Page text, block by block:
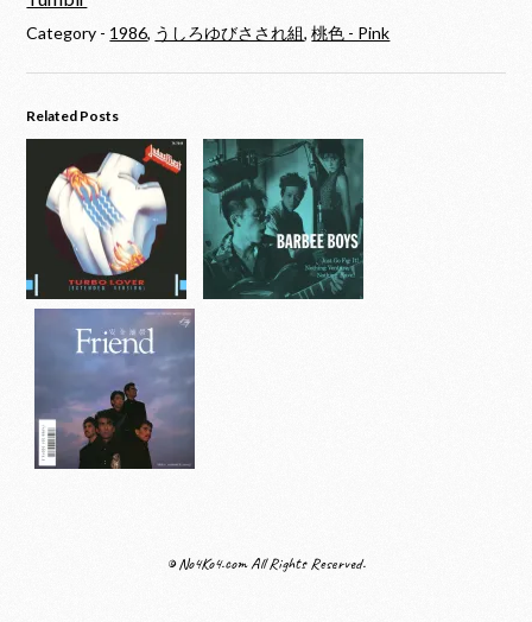
Category - 1986, うしろゆびさされ組,桃色 - Pink
Related Posts
© No4Ko4.com All Rights Reserved.